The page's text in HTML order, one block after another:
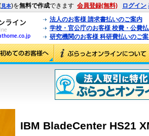
見本)を無料で作成できます 会員登録(無料) ログイン
法人のお客様 請求書払いのご案内
学校・官公庁のお客様 校費・公費
研究機関のお客様 科研費払いのご
IBM BladeCenter HS21